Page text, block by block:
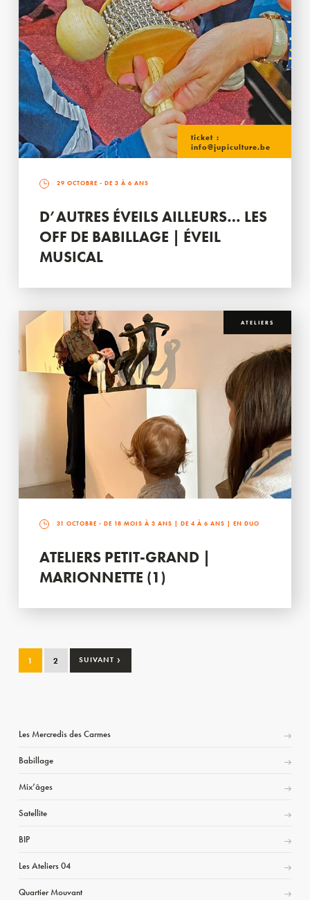
ticket :
info@jupiculture.be
29 OCTOBRE - DE 3 À 6 ANS
D’AUTRES ÉVEILS AILLEURS… LES
OFF DE BABILLAGE | ÉVEIL
MUSICAL
ATELIERS
31 OCTOBRE - DE 18 MOIS À 3 ANS | DE 4 À 6 ANS | EN DUO
ATELIERS PETIT-GRAND |
MARIONNETTE (1)
1 2 SUIVANT ›
Les Mercredis des Carmes
Babillage
Mix’âges
Satellite
BIP
Les Ateliers 04
Quartier Mouvant